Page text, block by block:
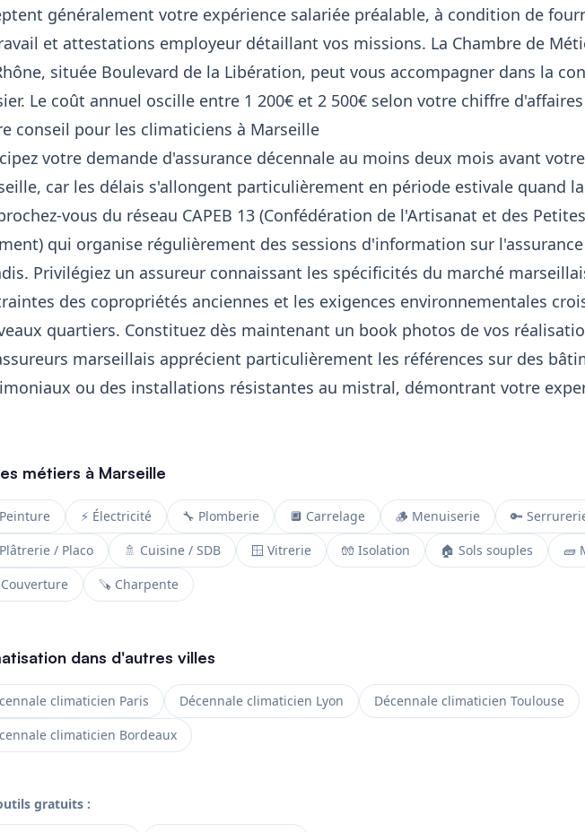
généralement votre expérience salariée préalable, à condition de
et attestations employeur détaillant vos missions. La Chambre de
située Boulevard de la Libération, peut vous accompagner dans la
Le coût annuel oscille entre 1 200€ et 2 500€ selon votre chiffre
conseil pour les climaticiens à Marseille
votre demande d'assurance décennale au moins deux mois avant
car les délais s'allongent particulièrement en période estivale quand
vous du réseau CAPEB 13 (Confédération de l'Artisanat et des
qui organise régulièrement des sessions d'information sur
Privilégiez un assureur connaissant les spécificités du marché
des copropriétés anciennes et les exigences environnementales
quartiers. Constituez dès maintenant un book photos de vos
marseillais apprécient particulièrement les références sur des
ou des installations résistantes au mistral, démontrant votre
métiers à Marseille
⚡ Électricité 🔧 Plomberie 🔲 Carrelage 🪵 Menuiserie 🔑
/ Placo 🚿 Cuisine / SDB 🪟 Vitrerie 🧤 Isolation 🏠 Sols souples 🧱
🪚 Charpente
dans d'autres villes
climaticien Paris Décennale climaticien Lyon Décennale climaticien Toulouse
climaticien Bordeaux
gratuits :